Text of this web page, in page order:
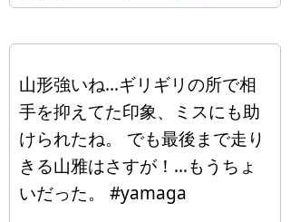
山形強いね…ギリギリの所で相
手を抑えてた印象、ミスにも助
けられたね。 でも最後まで走り
きる山雅はさすが！…もうちょ
いだった。 #yamaga